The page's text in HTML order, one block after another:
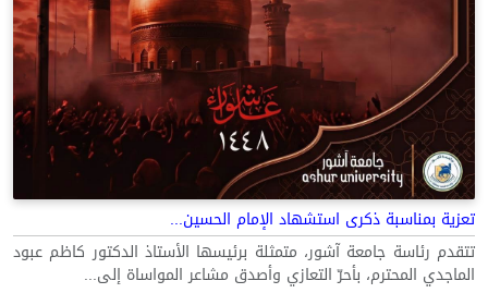
تعزية بمناسبة ذكرى استشهاد الإمام الحسين...
تتقدم رئاسة جامعة آشور، متمثلة برئيسها الأستاذ الدكتور كاظم عبود
الماجدي المحترم، بأحرّ التعازي وأصدق مشاعر المواساة إلى...